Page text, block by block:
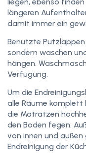
längeren
damit immer ein
Benutzte
sondern waschen
hängen.
Verfügung.
Um die
alle Räume komplett
die Matratzen
den Boden fegen.
von innen und
Endreinigung der